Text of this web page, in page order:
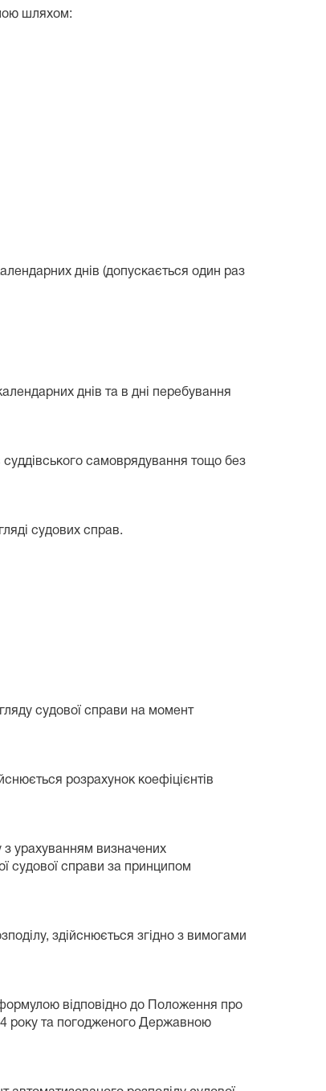
шляхом:
днів (допускається один раз
днів та в дні перебування
суддівського самоврядування тощо без
судових справ.
судової справи на момент
розрахунок коефіцієнтів
з урахуванням визначених
судової справи за принципом
здійснюється згідно з вимогами
відповідно до Положення про
року та погодженого Державною